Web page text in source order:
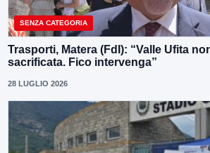
SENZA CATEGORIA
Trasporti, Matera (FdI): “Valle Ufita
sacrificata. Fico intervenga”
28 LUGLIO 2026